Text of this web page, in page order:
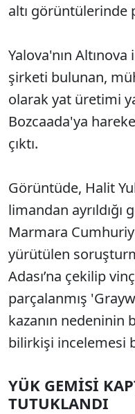
altı görüntülerinde
Yalova'nın
şirketi bulunan,
olarak yat üretimi
Bozcaada'ya
çıktı.
Görüntüde, Halit
limandan
Marmara
yürütülen
Adası’na çekilip
parçalanmış
kazanın nedeninin
bilirkişi incelemesi
YÜK GEMİSİ
TUTUKLANDI